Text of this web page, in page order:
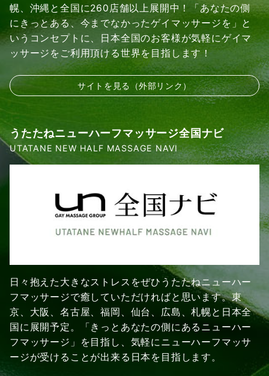
幌、沖縄と全国に260店舗以上展開中！「あなたの側
にきっとある、今までなかったゲイマッサージを」と
いうコンセプトに、日本全国のお客様が気軽にゲイマ
ッサージをご利用頂ける世界を目指します！
サイトを見る（外部リンク）
うたたねニューハーフマッサージ全国ナビ
UTATANE NEW HALF MASSAGE NAVI
日々抱えた大きなストレスをぜひうたたねニューハー
フマッサージで癒していただければと思います。東
京、大阪、名古屋、福岡、仙台、広島、札幌と日本全
国に展開予定。「きっとあなたの側にあるニューハー
フマッサージ」を目指し、気軽にニューハーフマッサ
ージが受けることが出来る日本を目指します。